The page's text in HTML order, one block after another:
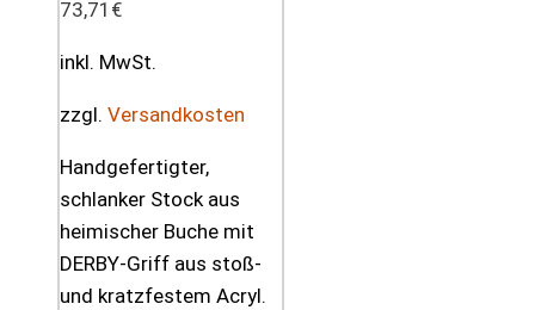
73,71 €
inkl. MwSt.
zzgl. Versandkosten
Handgefertigter,
schlanker Stock aus
heimischer Buche mit
DERBY-Griff aus stoß-
und kratzfestem Acryl.